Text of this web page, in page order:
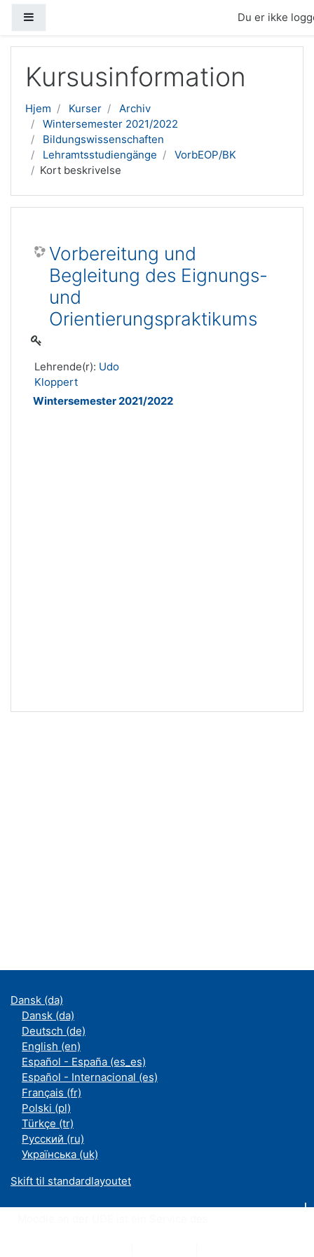
Du er ikke
Kursusinformation
Hjem Kurser
Archiv
Wintersemester 2021/2022
Bildungswissenschaften
Lehramtsstudiengänge
VorbEOP/BK
Kort beskrivelse
Vorbereitung und
Begleitung des Eignungs-
und
Orientierungspraktikums
Lehrende(r): Udo
Kloppert
Wintersemester 2021/2022
Dansk ‎(da)‎
Dansk ‎(da)‎
Deutsch ‎(de)‎
English ‎(en)‎
Español - España ‎(es_es)‎
Español - Internacional ‎(es)‎
Français ‎(fr)‎
Polski ‎(pl)‎
Türkçe ‎(tr)‎
Русский ‎(ru)‎
Українська ‎(uk)‎
Skift til standardlayoutet